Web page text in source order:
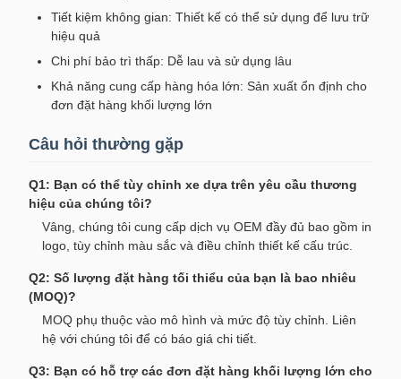
Tiết kiệm không gian: Thiết kế có thể sử dụng để lưu trữ
hiệu quả
Chi phí bảo trì thấp: Dễ lau và sử dụng lâu
Khả năng cung cấp hàng hóa lớn: Sản xuất ổn định cho
đơn đặt hàng khối lượng lớn
Câu hỏi thường gặp
Q1: Bạn có thể tùy chỉnh xe dựa trên yêu cầu thương
hiệu của chúng tôi?
Vâng, chúng tôi cung cấp dịch vụ OEM đầy đủ bao gồm in
logo, tùy chỉnh màu sắc và điều chỉnh thiết kế cấu trúc.
Q2: Số lượng đặt hàng tối thiểu của bạn là bao nhiêu
(MOQ)?
MOQ phụ thuộc vào mô hình và mức độ tùy chỉnh. Liên
hệ với chúng tôi để có báo giá chi tiết.
Q3: Bạn có hỗ trợ các đơn đặt hàng khối lượng lớn cho